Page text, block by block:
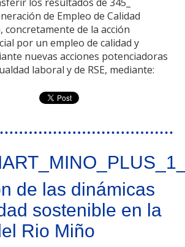
de Empleo de Calidad
de la acción
por un empleo de calidad y
nuevas acciones potenciadoras
laboral y de RSE, mediante:
de GEMCAT promoviendo medidas
y RSE en empresas para potenciar la
de las dinámicas
sostenible en la
Rio Miño